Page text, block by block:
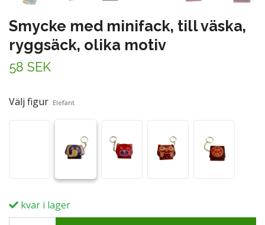
Smycke med minifack, till väska,
ryggsäck, olika motiv
58 SEK
Välj figur Elefant
kvar i lager